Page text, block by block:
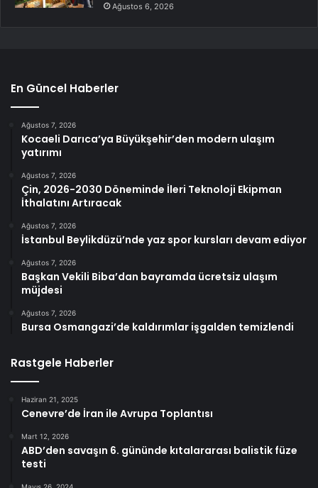
Ağustos 6, 2026
En Güncel Haberler
Ağustos 7, 2026
Kocaeli Darıca’ya Büyükşehir’den modern ulaşım
yatırımı
Ağustos 7, 2026
Çin, 2026-2030 Döneminde İleri Teknoloji Ekipman
İthalatını Artıracak
Ağustos 7, 2026
İstanbul Beylikdüzü’nde yaz spor kursları devam ediyor
Ağustos 7, 2026
Başkan Vekili Biba’dan bayramda ücretsiz ulaşım
müjdesi
Ağustos 7, 2026
Bursa Osmangazi’de kaldırımlar işgalden temizlendi
Rastgele Haberler
Haziran 21, 2025
Cenevre’de İran ile Avrupa Toplantısı
Mart 12, 2026
ABD’den savaşın 6. gününde kıtalararası balistik füze
testi
Mayıs 26, 2024